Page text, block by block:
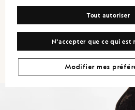
des traits caractéristiques
Fly Nowhere des clins d'œil
Football Club.
LEWIS GOWLER -
N'accepter que ce qui est
Tout autoriser
Modifier mes